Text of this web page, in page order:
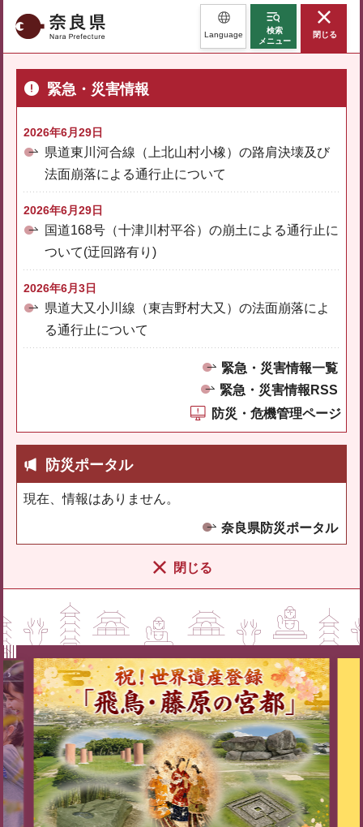
奈良県 Language
検索
メニュー
閉じる
緊急・災害情報
2026年6月29日
県道東川河合線（上北山村小橡）の路肩決壊及び
法面崩落による通行止について
2026年6月29日
国道168号（十津川村平谷）の崩土による通行止に
ついて(迂回路有り)
2026年6月3日
県道大又小川線（東吉野村大又）の法面崩落によ
る通行止について
緊急・災害情報一覧
緊急・災害情報RSS
防災・危機管理ページ
防災ポータル
現在、情報はありません。
奈良県防災ポータル
閉じる